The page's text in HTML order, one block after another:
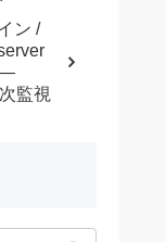
ン /
—
監視